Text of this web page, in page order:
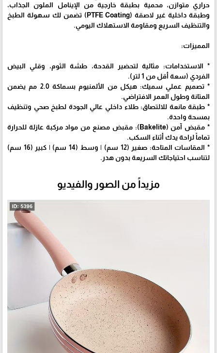
حراري متوازن، محمية بطبقة خارجية من الإينامل الملون الجذاب،
وطبقة داخلية غير لاصقة (PTFE Coating) تضمن لك سهولة الطبخ
والتنظيف السريع ومقاومة الاستهلاك اليومي.
المميزات:
* الاستخدامات: مثالية لتحضير القدحة، طشة الثوم، وقلي البيض
الفردي (سعة أقل من 1 لتر).
* تصميم عملي سميك: هيكل من الألمنيوم بسماكة 2.0 مم يضمن
المتانة وطول العمر الافتراضي.
* طبقة مانعة للالتصاق: طلاء داخلي عالي الجودة لطبخ صحي وتنظيف
بمسحة واحدة.
* مقبض آمن (Bakelite): مقبض مصنع من مواد مركبة عازلة للحرارة
تماماً لراحة يدك أثناء السكب.
* المقاسات المتاحة: صغير (12 سم) | وسط (14 سم) | كبير (16 سم)
لتناسب احتياجاتك السريعة بدون هدر.
مزيداً من الصور والفيديو